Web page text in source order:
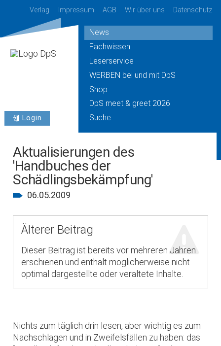
Verlag Impressum AGB Wir über uns Datenschutz
Login
News
Fachwissen
Leserservice
WERBEN bei und mit DpS
Shop
DpS meet & greet 2026
Suche
Aktualisierungen des
'Handbuches der
Schädlingsbekämpfung'
06.05.2009
Älterer Beitrag
Dieser Beitrag ist bereits vor mehreren Jahren
erschienen und enthält möglicherweise nicht
optimal dargestellte oder veraltete Inhalte.
Nichts zum täglich drin lesen, aber wichtig es zum
Nachschlagen und in Zweifelsfällen zu haben: das